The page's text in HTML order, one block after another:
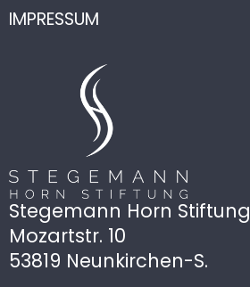
IMPRESSUM
Stegemann Horn Stiftung
Mozartstr. 10
53819 Neunkirchen-S.